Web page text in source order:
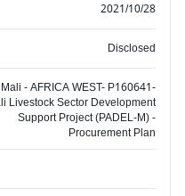
2021/10/28
Disclosed
Mali - AFRICA WEST- P160641-
Mali Livestock Sector Development
Support Project (PADEL-M) -
Procurement Plan